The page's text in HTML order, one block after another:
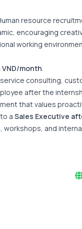
resource
encouraging
working
month.
consulting,
after the
that values
a Sales Executive
and